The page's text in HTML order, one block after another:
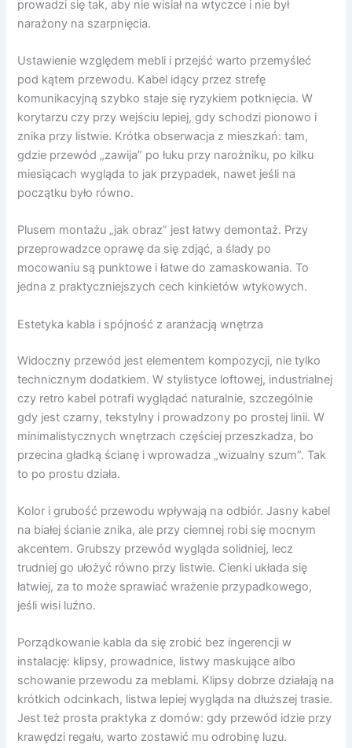
prowadzi się tak, aby nie wisiał na wtyczce i nie był
narażony na szarpnięcia.
Ustawienie względem mebli i przejść warto przemyśleć
pod kątem przewodu. Kabel idący przez strefę
komunikacyjną szybko staje się ryzykiem potknięcia. W
korytarzu czy przy wejściu lepiej, gdy schodzi pionowo i
znika przy listwie. Krótka obserwacja z mieszkań: tam,
gdzie przewód „zawija” po łuku przy narożniku, po kilku
miesiącach wygląda to jak przypadek, nawet jeśli na
początku było równo.
Plusem montażu „jak obraz” jest łatwy demontaż. Przy
przeprowadzce oprawę da się zdjąć, a ślady po
mocowaniu są punktowe i łatwe do zamaskowania. To
jedna z praktyczniejszych cech kinkietów wtykowych.
Estetyka kabla i spójność z aranżacją wnętrza
Widoczny przewód jest elementem kompozycji, nie tylko
technicznym dodatkiem. W stylistyce loftowej, industrialnej
czy retro kabel potrafi wyglądać naturalnie, szczególnie
gdy jest czarny, tekstylny i prowadzony po prostej linii. W
minimalistycznych wnętrzach częściej przeszkadza, bo
przecina gładką ścianę i wprowadza „wizualny szum”. Tak
to po prostu działa.
Kolor i grubość przewodu wpływają na odbiór. Jasny kabel
na białej ścianie znika, ale przy ciemnej robi się mocnym
akcentem. Grubszy przewód wygląda solidniej, lecz
trudniej go ułożyć równo przy listwie. Cienki układa się
łatwiej, za to może sprawiać wrażenie przypadkowego,
jeśli wisi luźno.
Porządkowanie kabla da się zrobić bez ingerencji w
instalację: klipsy, prowadnice, listwy maskujące albo
schowanie przewodu za meblami. Klipsy dobrze działają na
krótkich odcinkach, listwa lepiej wygląda na dłuższej trasie.
Jest też prosta praktyka z domów: gdy przewód idzie przy
krawędzi regału, warto zostawić mu odrobinę luzu.